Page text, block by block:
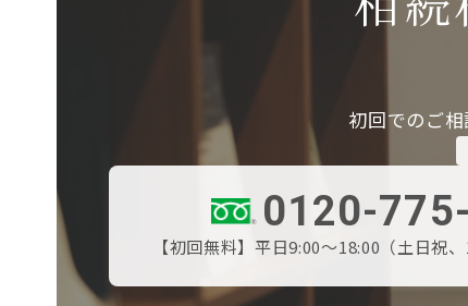
初回でのご
0120-
【初回無料】平日9:00～18:00（土日祝